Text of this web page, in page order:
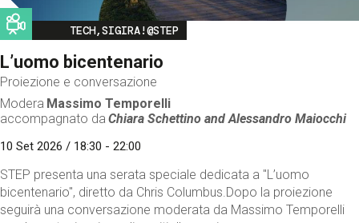
Image
TECH,SIGIRA!@STEP
L’uomo bicentenario
Proiezione e conversazione
Modera Massimo Temporelli
accompagnato da Chiara Schettino andAlessandro Maiocchi
10 Set 2026 / 18:30 - 22:00
STEP presenta una serata speciale dedicata a "L’uomo
bicentenario", diretto da Chris Columbus.Dopo la proiezione
seguirà una conversazione moderata da Massimo Temporelli